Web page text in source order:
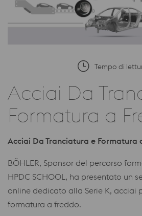
Tempo di
Acciai Da
Formatura a
Acciai Da Tranciatura e Formatura
BÖHLER, Sponsor del percorso
HPDC SCHOOL, ha presentato un
online dedicato alla Serie K, acciai
formatura a freddo.